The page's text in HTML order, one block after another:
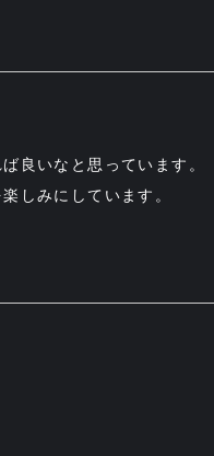
良いなと思っています。
しみにしています。